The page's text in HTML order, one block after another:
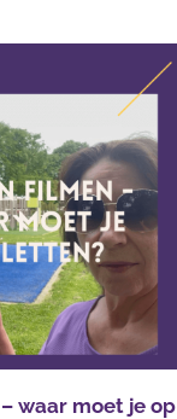
waar moet je op